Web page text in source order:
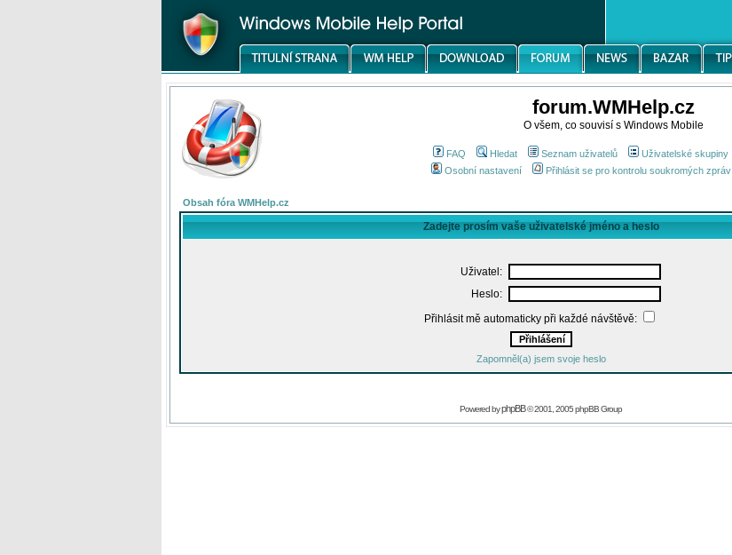
forum.WMHelp.cz
O všem, co souvisí s Windows Mobile
FAQ Hledat Seznam uživatelů Uživatelské skupiny
Osobní nastavení
Přihlásit se pro kontrolu soukromých zpráv
Obsah fóra WMHelp.cz
Zadejte prosím vaše uživatelské jméno a heslo
Uživatel:
Heslo:
Přihlásit mě automaticky při každé návštěvě:
Zapomněl(a) jsem svoje heslo
Powered byphpBB© 2001, 2005 phpBB Group